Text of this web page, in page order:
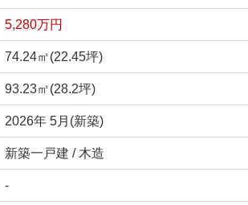
5,280万円
74.24㎡(22.45坪)
93.23㎡(28.2坪)
2026年 5月(新築)
新築一戸建 / 木造
-